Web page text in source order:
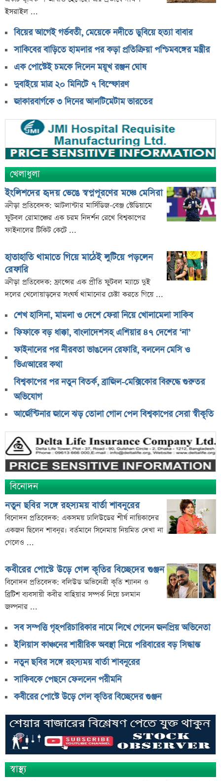
ইসরাইল ...
বিয়ের আগেই গর্ভবতী, মেয়েকে নদীতে ডুবিয়ে হত্যা বাবার
সাকিবের বাড়িতে হামলার পর কড়া প্রতিক্রিয়া পশ্চিমবঙ্গের মন্ত্রীর
এক পোস্টেই চমকে দিলেন ময়ূখ রঞ্জন ঘোষ
দুবাইয়ে মাত্র ২০ মিনিটে ৭ বিস্ফোরণ
জাকারবার্গকে ৩ দিনের আলটিমেটাম ভারতের
খেলাধুলা
ইংলিশদের হৃদয় ভেঙে স্বপ্নপূরণের মঞ্চে মেসিরা
ক্রীড়া প্রতিবেদক: আটলান্টার মার্সিডিজ-বেঞ্জ স্টেডিয়ামে
ফুটবল রোমাঞ্চের এক চরম নিদর্শন রেখে বিশ্বকাপের
ফাইনালের টিকিট কেটে ...
হাতাহাতি থামাতে গিয়ে মাঠেই লুটিয়ে পড়লেন
রেফারি
ক্রীড়া প্রতিবেদক: ফ্রান্সের এক প্রীতি ফুটবল ম্যাচে দুই
দলের খেলোয়াড়দের সংঘর্ষ থামানোর চেষ্টা করতে গিয়ে ...
শেখ হাসিনা, মামলা ও দেশে ফেরা নিয়ে খোলামেলা সাকিব
ফিফাকে বড় ধাক্কা, বাংলাদেশসহ এশিয়ার ৪৭ দেশের ‘না’
ফাইনালের পর নীরবতা ভাঙলেন রেফারি, বললেন মেসি ও
ভিএআরের কথা
বিশ্বকাপের পর নতুন বিতর্ক, ব্রাজিল-মেক্সিকোর বিরুদ্ধে গুরুতর
অভিযোগ
আর্জেন্টিনার জালে ঝড় তোলা গোল পেল বিশ্বকাপের সেরা স্বীকৃতি
বিনোদন
নতুন ছবির সঙ্গে রহস্যময় বার্তা শাবনূরের
বিনোদন প্রতিবেদক: একসময় ঢালিউডের শীর্ষ নায়িকাদের
একজন ছিলেন শাবনূর। বর্তমানে সিনেমায় নিয়মিত দেখা না
গেলেও ...
কবীরের পোস্টে উড়ে গেল কৃতির বিচ্ছেদের গুঞ্জন
বিনোদন প্রতিবেদক: বলিউড অভিনেত্রী কৃতি শ্যানন ও
ব্রিটিশ ব্যবসায়ী কবীর বাহিয়ার সম্পর্ক নিয়ে চলমান
জল্পনার ...
সব সম্পত্তি গৃহপরিচারিকার নামে লিখে গেলেন জনপ্রিয় অভিনেতা
ইলিয়াস কাঞ্চনের শারীরিক অবস্থা নিয়ে পরিবারের বড় সিদ্ধান্ত
নতুন ছবির সঙ্গে রহস্যময় বার্তা শাবনূরের
সাকিবকে পেছনে ফেললেন পরীমনি
কবীরের পোস্টে উড়ে গেল কৃতির বিচ্ছেদের গুঞ্জন
স্বাস্থ্য